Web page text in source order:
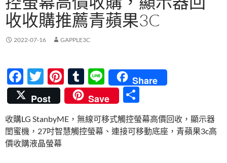
收收購推薦青蘋果3C
2022-07-16 GAPPLE3C
F
ac
e
b
o
T
w
itt
er
Pi
nt
er
es
t
T
u
m
bl
r
Li
n
e
Share
Post
Save
享
收購LG StanbyME，無線可移式觸控螢幕高價回收，顯示器
閨蜜機，27吋智慧觸控螢幕、連接可移動底座，青蘋果3c高
價收購液晶螢幕